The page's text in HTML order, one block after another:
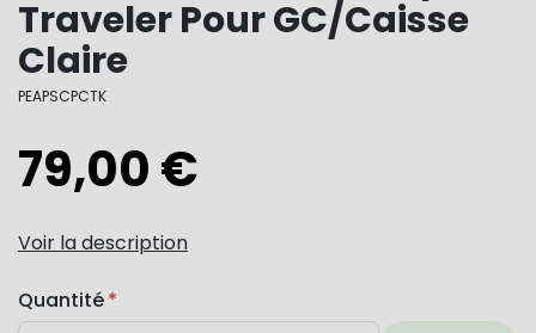
Traveler Pour GC/Caisse
Claire
PEAPSCPCTK
79,00 €
Voir la description
Quantité